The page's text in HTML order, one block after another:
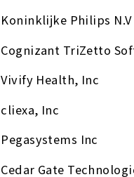
Koninklijke Philips N.V
Cognizant TriZetto
Vivify Health, Inc
cliexa, Inc
Pegasystems Inc
Cedar Gate